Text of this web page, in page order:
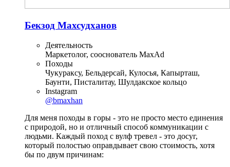
Бекзод Махсудханов
Деятельность
Маркетолог, сооснователь MaxAd
Походы
Чукураксу, Бельдерсай, Кулосья, Капырташ,
Баунти, Писталитау, Шулдакское кольцо
Instagram
@bmaxhan
Для меня походы в горы - это не просто место единения
с природой, но и отличный способ коммуникации с
людьми. Каждый поход с вулф тревел - это досуг,
который полостью оправдывает свою стоимость, хотя
бы по двум причинам: